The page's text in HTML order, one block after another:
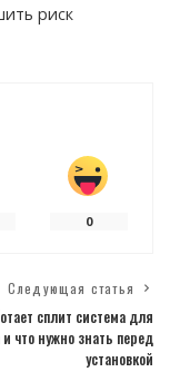
риск
0
Следующая статья
сплит система для
что нужно знать перед
установкой